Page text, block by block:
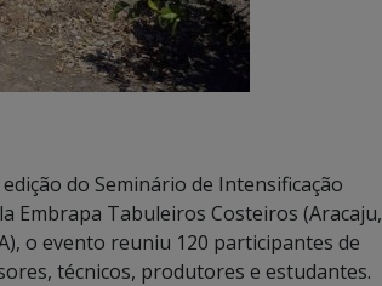
do Seminário de Intensificação
Embrapa Tabuleiros Costeiros (Aracaju,
o evento reuniu 120 participantes de
técnicos, produtores e estudantes.